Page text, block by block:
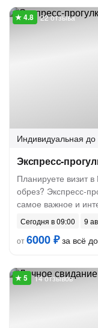
22 отзыва
Индивидуальная до
Экспресс-
Планируете визит
обрез? Экспресс-
самое важное и
Сегодня в 09:00
9
от6000 ₽за всё
14 отзывов